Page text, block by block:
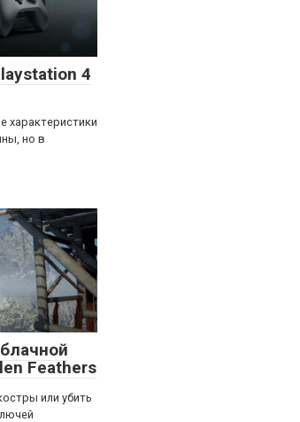
4
характеристики
но в
Feathers
или убить